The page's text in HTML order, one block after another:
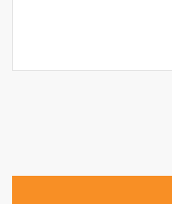
facilité en bouche